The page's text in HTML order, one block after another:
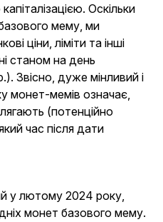
Оскільки
мему, ми
ціни, ліміти та інші
станом на день
Звісно, дуже мінливий і
монет-мемів означає,
(потенційно
час після дати
у лютому 2024 року,
монет базового мему.